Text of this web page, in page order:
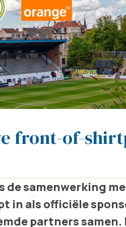
front-of-
samenwerking
in als officiële
partners samen.